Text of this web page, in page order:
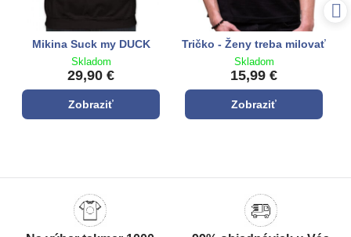
Mikina Suck my DUCK
Skladom
29,90 €
Zobraziť
Tričko - Ženy treba milovať
Skladom
15,99 €
Zobraziť